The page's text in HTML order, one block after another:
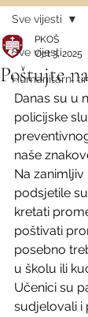
Sve vijesti
Humanitarni
Sve vijesti
Poštujte
PKOŠ
Oct 3, 2025
Danas su u
policijske
naše
Na zanimljiv
podsjetile
kretati
poštivati
posebno
u školu ili
Učenici su
sudjelovali i